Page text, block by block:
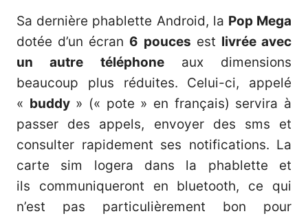
Sa dernière phablette Android, la Pop Mega
dotée d’un écran 6 pouces est livrée avec
un autre téléphoneaux dimensions
beaucoup plus réduites. Celui-ci, appelé
« buddy» (« pote » en français) servira à
passer des appels, envoyer des sms et
consulter rapidement ses notifications. La
carte sim logera dans la phablette et
ils communiqueront en bluetooth, ce qui
n’est pas particulièrement bon pour